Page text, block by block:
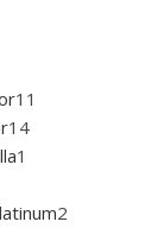
11
14
1
2